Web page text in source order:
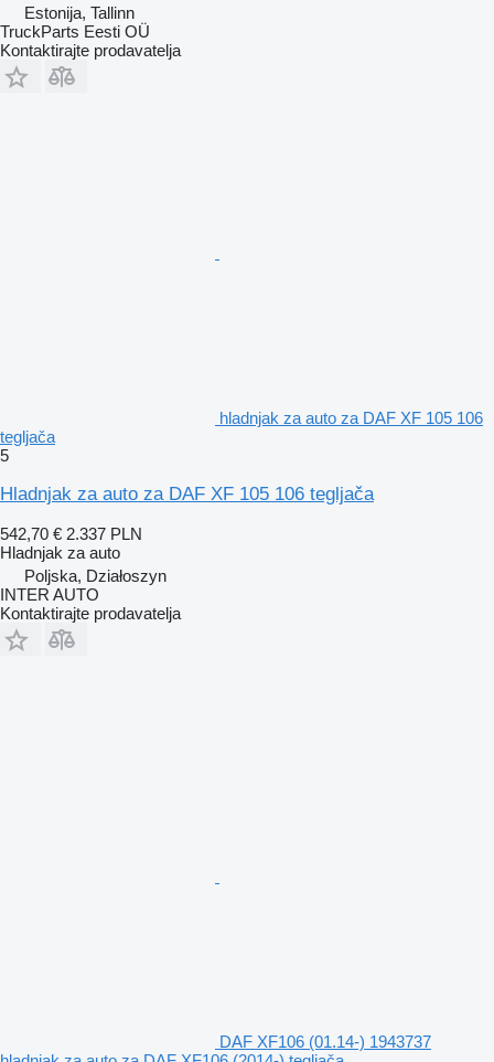
Estonija, Tallinn
TruckParts Eesti OÜ
Kontaktirajte prodavatelja
hladnjak za auto za DAF XF 105 106
tegljača
5
Hladnjak za auto za DAF XF 105 106 tegljača
542,70 € 2.337 PLN
Hladnjak za auto
Poljska, Działoszyn
INTER AUTO
Kontaktirajte prodavatelja
DAF XF106 (01.14-) 1943737